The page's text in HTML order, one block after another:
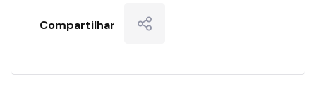
Compartilhar